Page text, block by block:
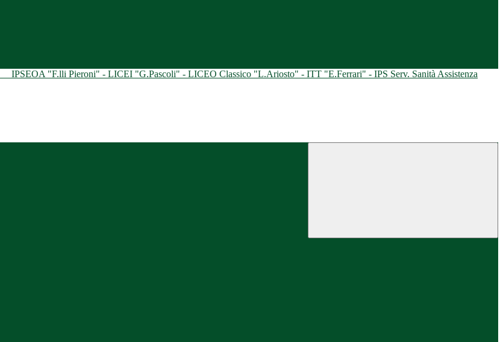
IPSEOA "F.lli Pieroni" - LICEI "G.Pascoli" - LICEO Classico "L.Ariosto" - ITT "E.Ferrari" - IPS Serv. Sanità Assistenza